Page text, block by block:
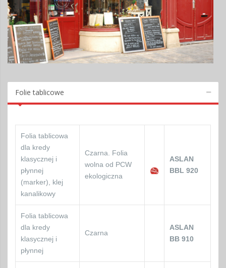
Folie tablicowe
Folia tablicowa
dla kredy
klasycznej i
płynnej
(marker), klej
kanalikowy
Czarna. Folia
wolna od PCW
ekologiczna
ASLAN
BBL 920
Folia tablicowa
dla kredy
klasycznej i
płynnej
Czarna
ASLAN
BB 910